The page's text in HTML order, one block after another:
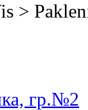
>
гр.№2